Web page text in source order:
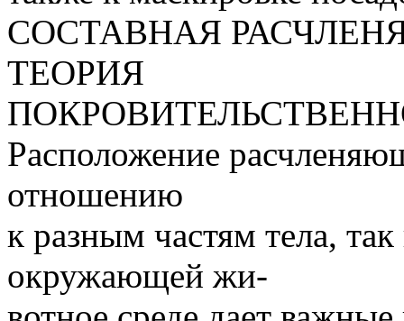
СОСТАВНАЯ
ТЕОРИЯ
Расположение
отношению
к разным частям тела,
окружающей жи-